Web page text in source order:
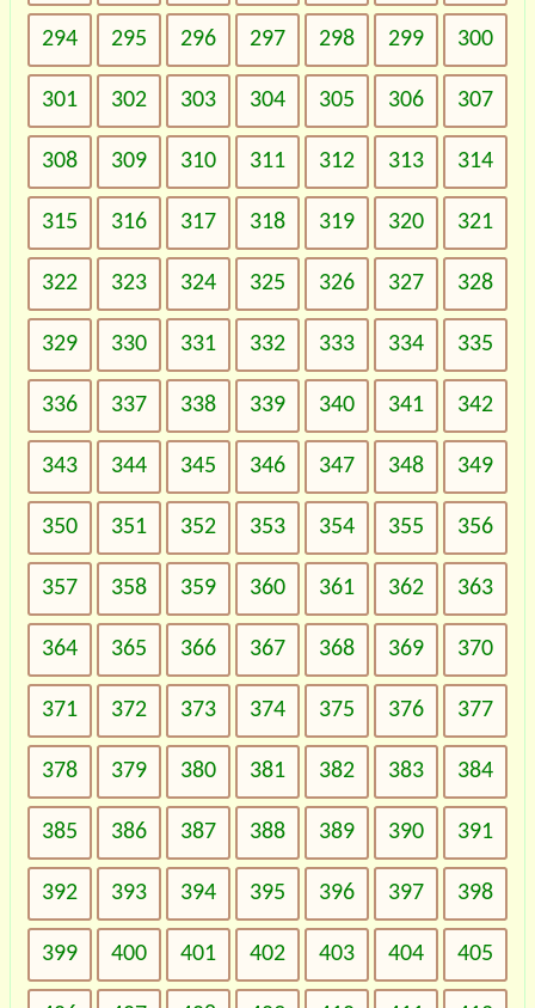
294 295 296 297 298 299 300
301 302 303 304 305 306 307
308 309 310 311 312 313 314
315 316 317 318 319 320 321
322 323 324 325 326 327 328
329 330 331 332 333 334 335
336 337 338 339 340 341 342
343 344 345 346 347 348 349
350 351 352 353 354 355 356
357 358 359 360 361 362 363
364 365 366 367 368 369 370
371 372 373 374 375 376 377
378 379 380 381 382 383 384
385 386 387 388 389 390 391
392 393 394 395 396 397 398
399 400 401 402 403 404 405